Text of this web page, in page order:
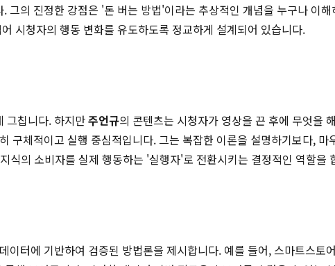
그의 진정한 강점은 '돈 버는 방법'이라는 추상적인 개념을 누구나 이
시청자의 행동 변화를 유도하도록 정교하게 설계되어 있습니다.
그칩니다. 하지만주언규의 콘텐츠는 시청자가 영상을 끈 후에 무엇을
체적이고 실행 중심적입니다. 그는 복잡한 이론을 설명하기보다,
식의 소비자를 실제 행동하는 '실행자'로 전환시키는 결정적인 역할을
터에 기반하여 검증된 방법론을 제시합니다. 예를 들어, 스마트스